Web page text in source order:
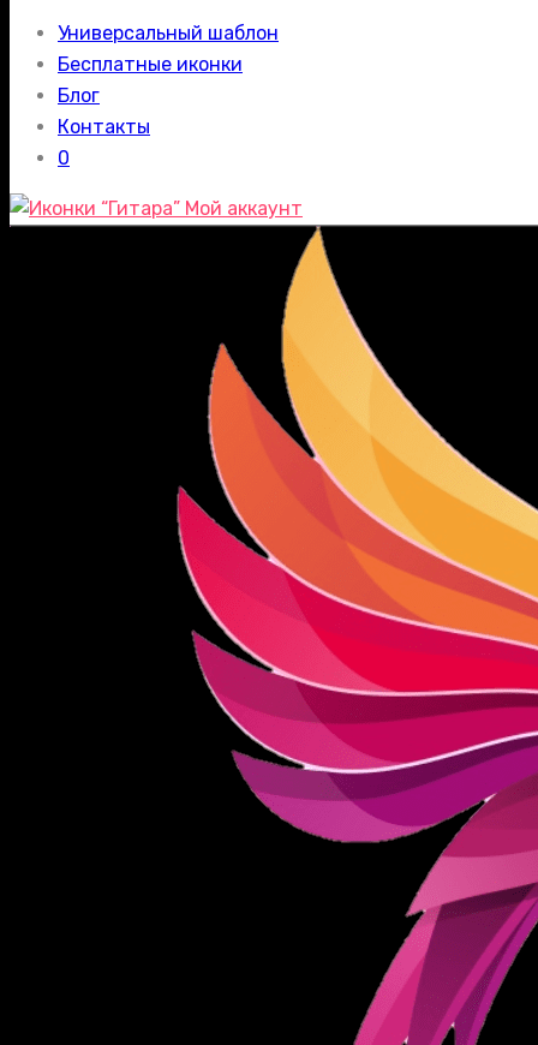
Универсальный шаблон
Бесплатные иконки
Блог
Контакты
0
Мой аккаунт